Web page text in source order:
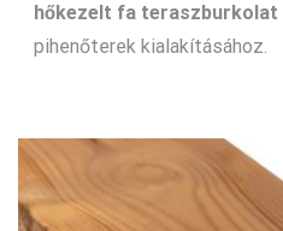
hőkezelt fa teraszburkolat
pihenőterek kialakításához.